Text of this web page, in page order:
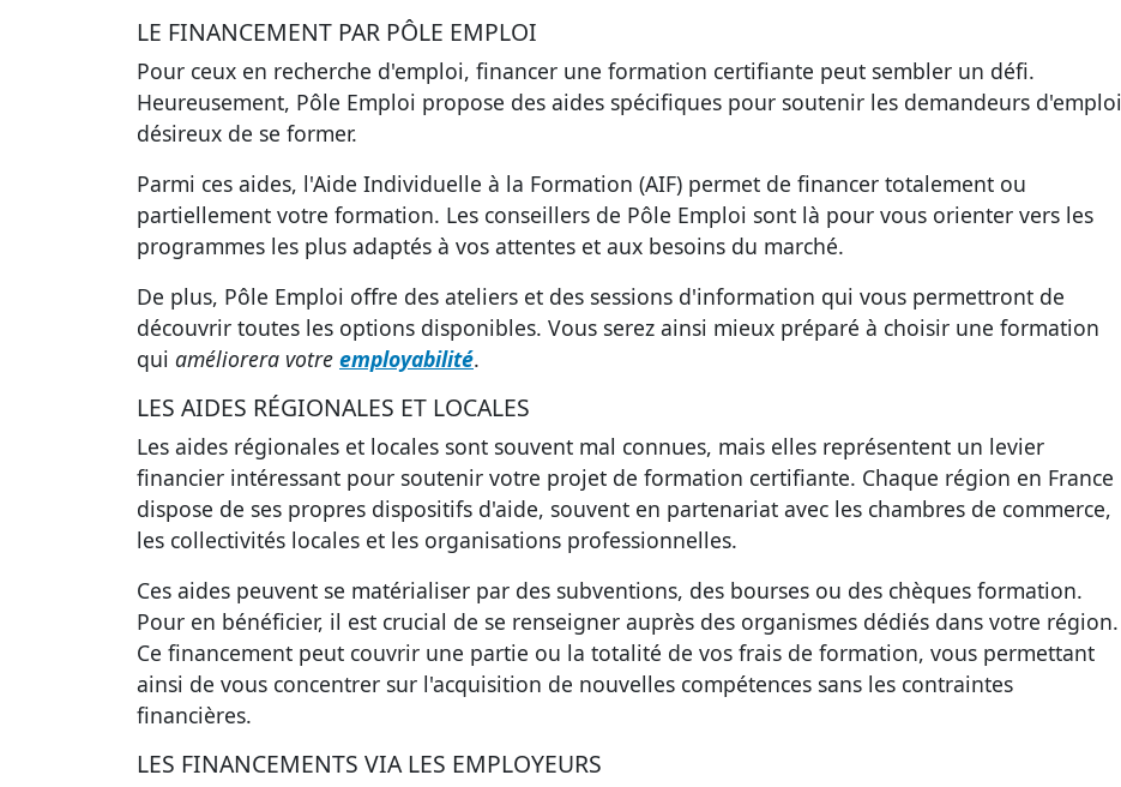
LE FINANCEMENT PAR PÔLE EMPLOI
Pour ceux en recherche d'emploi, financer une formation certifiante peut sembler un défi.
Heureusement, Pôle Emploi propose des aides spécifiques pour soutenir les demandeurs d'emploi
désireux de se former.
Parmi ces aides, l'Aide Individuelle à la Formation (AIF) permet de financer totalement ou
partiellement votre formation. Les conseillers de Pôle Emploi sont là pour vous orienter vers les
programmes les plus adaptés à vos attentes et aux besoins du marché.
De plus, Pôle Emploi offre des ateliers et des sessions d'information qui vous permettront de
découvrir toutes les options disponibles. Vous serez ainsi mieux préparé à choisir une formation
qui améliorera votre employabilité.
LES AIDES RÉGIONALES ET LOCALES
Les aides régionales et locales sont souvent mal connues, mais elles représentent un levier
financier intéressant pour soutenir votre projet de formation certifiante. Chaque région en France
dispose de ses propres dispositifs d'aide, souvent en partenariat avec les chambres de commerce,
les collectivités locales et les organisations professionnelles.
Ces aides peuvent se matérialiser par des subventions, des bourses ou des chèques formation.
Pour en bénéficier, il est crucial de se renseigner auprès des organismes dédiés dans votre région.
Ce financement peut couvrir une partie ou la totalité de vos frais de formation, vous permettant
ainsi de vous concentrer sur l'acquisition de nouvelles compétences sans les contraintes
financières.
LES FINANCEMENTS VIA LES EMPLOYEURS